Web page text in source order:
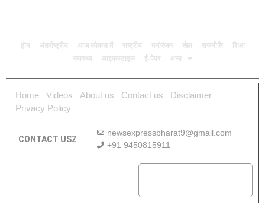
होम अंतर्राष्ट्रीय आज फोकस में राष्ट्रीय मनोरंजन खेल राजनीति
शिक्षा
स्वास्थ्य
लाइफस्टाइल ई-पेपर अन्य
Home Videos About us Contact us
Disclaimer
Privacy Policy
CONTACT USZ
newsexpressbharat9@gmail.com
+91 9450815911